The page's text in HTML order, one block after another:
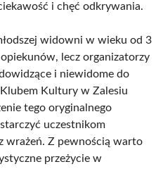
i chęć odkrywania.
widowni w wieku od 3
lecz organizatorzy
i niewidome do
Kultury w Zalesiu
tego oryginalnego
uczestnikom
wrażeń. Z pewnością warto
przeżycie w